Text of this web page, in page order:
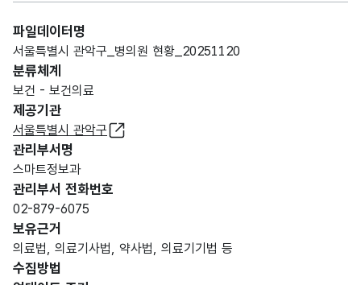
파일데이터명
서울특별시 관악구_병의원 현황_20251120
분류체계
보건 - 보건의료
제공기관
서울특별시 관악구
관리부서명
스마트정보과
관리부서 전화번호
02-879-6075
보유근거
의료법, 의료기사법, 약사법, 의료기기법 등
수집방법